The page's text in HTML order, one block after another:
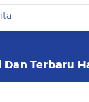
Terbaru